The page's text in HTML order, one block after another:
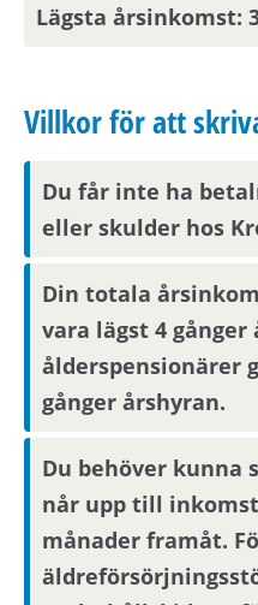
tillfällig bostad utan
behöver flytta ut efter
Om bostaden
Vid kontraktsskrivning
tecknad
Om hyran
Kostnad för hushållsel
Angiven hyra avser
Lägsta årsinkomst:
Villkor för att
Du får inte ha
eller skulder hos
Din totala
vara lägst 4 gånger
ålderspensionärer
gånger årshyran.
Du behöver
når upp till
månader framåt.